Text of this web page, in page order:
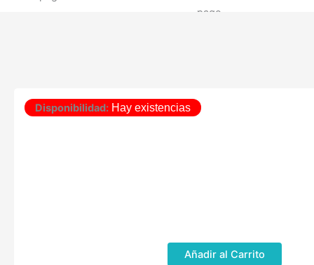
Añadir al Carrito
Disponibilidad: Hay existencias